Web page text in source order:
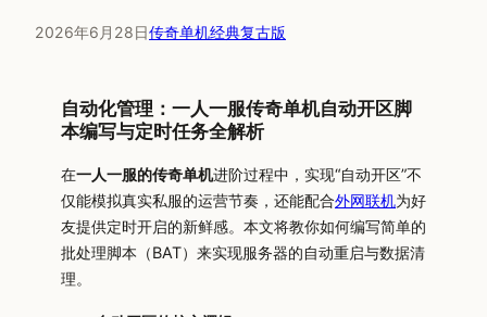
2026年6月28日传奇单机经典复古版
自动化管理：一人一服传奇单机自动开区脚
本编写与定时任务全解析
在一人一服的传奇单机进阶过程中，实现“自动开区”不
仅能模拟真实私服的运营节奏，还能配合外网联机为好
友提供定时开启的新鲜感。本文将教你如何编写简单的
批处理脚本（BAT）来实现服务器的自动重启与数据清
理。